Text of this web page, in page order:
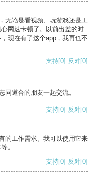
无论是看视频、玩游戏还是工
网速卡顿了。以前出差的时
现在有了这个app，我再也不
支持[0] 反对[0]
同道合的朋友一起交流。
支持[0] 反对[0]
的工作需求。我可以使用它来
。
支持[0] 反对[0]